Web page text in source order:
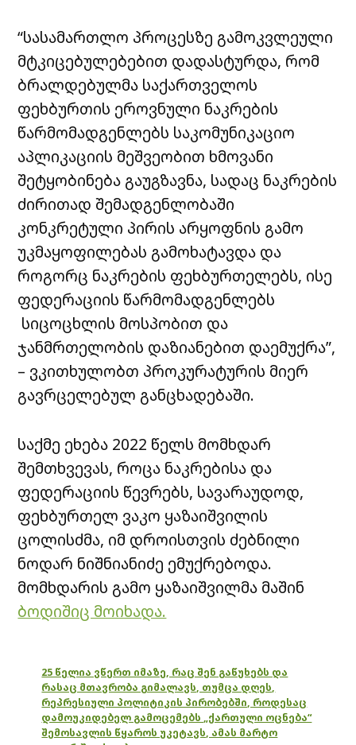
“სასამართლო პროცესზე გამოკვლეული
მტკიცებულებებით დადასტურდა, რომ
ბრალდებულმა საქართველოს
ფეხბურთის ეროვნული ნაკრების
წარმომადგენლებს საკომუნიკაციო
აპლიკაციის მეშვეობით ხმოვანი
შეტყობინება გაუგზავნა, სადაც ნაკრების
ძირითად შემადგენლობაში
კონკრეტული პირის არყოფნის გამო
უკმაყოფილებას გამოხატავდა და
როგორც ნაკრების ფეხბურთელებს, ისე
ფედერაციის წარმომადგენლებს
სიცოცხლის მოსპობით და
ჯანმრთელობის დაზიანებით დაემუქრა”,
– ვკითხულობთ პროკურატურის მიერ
გავრცელებულ განცხადებაში.
საქმე ეხება 2022 წელს მომხდარ
შემთხვევას, როცა ნაკრებისა და
ფედერაციის წევრებს, სავარაუდოდ,
ფეხბურთელ ვაკო ყაზაიშვილის
ცოლისძმა, იმ დროისთვის ძებნილი
ნოდარ ნიშნიანიძე ემუქრებოდა.
მომხდარის გამო ყაზაიშვილმა მაშინ
ბოდიშიც მოიხადა.
25 წელია ვწერთ იმაზე, რაც შენ გაწუხებს და
რასაც მთავრობა გიმალავს, თუმცა დღეს,
რეპრესიული პოლიტიკის პირობებში, როდესაც
დამოუკიდებელ გამოცემებს „ქართული ოცნება“
შემოსავლის წყაროს უკეტავს, ამას მარტო